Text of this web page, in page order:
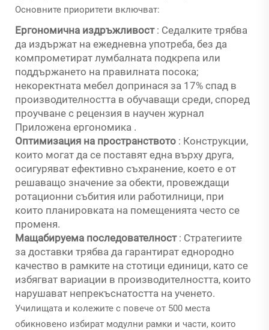
Основните приоритети включват:
Ергономична издръжливост : Седалките трябва
да издържат на ежедневна употреба, без да
компрометират лумбалната подкрепа или
поддържането на правилната посока;
некоректната мебел допринася за 17% спад в
производителността в обучаващи среди, според
проучване с рецензия в научен журнал
Приложена ергономика .
Оптимизация на пространството : Конструкции,
които могат да се поставят една върху друга,
осигуряват ефективно съхранение, което е от
решаващо значение за обекти, провеждащи
ротационни събития или работилници, при
които планировката на помещенията често се
променя.
Мащабируема последователност : Стратегиите
за доставки трябва да гарантират еднородно
качество в рамките на стотици единици, като се
избягват вариации в производителността, които
нарушават непрекъснатостта на ученето.
Училищата и колежите с повече от 500 места
обикновено избират модулни рамки и части, които